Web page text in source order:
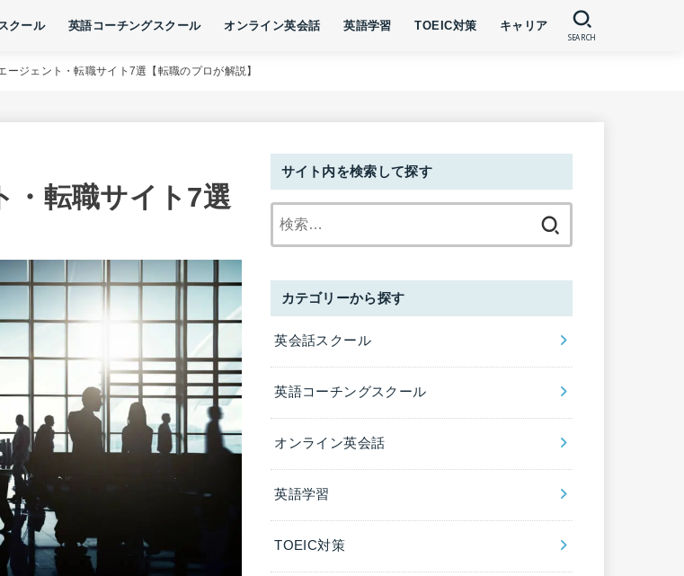
クール 英語コーチングスクール オンライン英会話 英語学習 TOEIC対策 キャリア
SEARCH
ージェント・転職サイト7選【転職のプロが解説】
・転職サイト7選
サイト内を検索して探す
カテゴリーから探す
英会話スクール
英語コーチングスクール
オンライン英会話
英語学習
TOEIC対策